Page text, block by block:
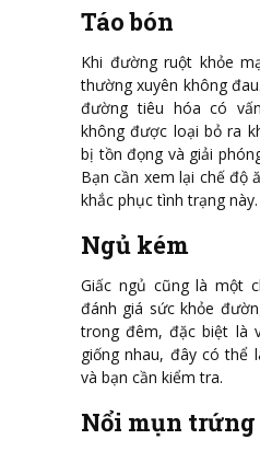
Táo bón
Khi đường ruột khỏe
thường xuyên không
đường tiêu hóa có
không được loại bỏ ra
bị tồn đọng và giải
Bạn cần xem lại chế độ
khắc phục tình trạng này.
Ngủ kém
Giấc ngủ cũng là một
đánh giá sức khỏe
trong đêm, đặc biệt là
giống nhau, đây có thể
và bạn cần kiểm tra.
Nổi mụn